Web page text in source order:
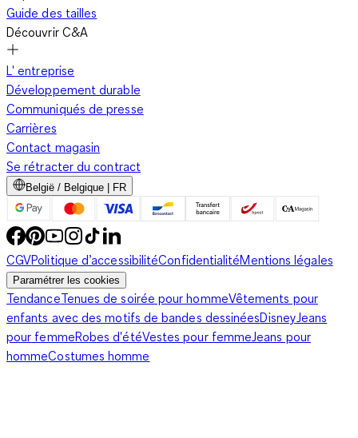
Guide des tailles
Découvrir C&A
L' entreprise
Développement durable
Communiqués de presse
Carrières
Contact magasin
Se rétracter du contract
België / Belgique | FR
CGVPolitique d’accessibilitéConfidentialitéMentions légales
Paramétrer les cookies
TendanceTenues de soirée pour hommeVêtements pour
enfants avec des motifs de bandes dessinéesDisneyJeans
pour femmeRobes d'étéVestes pour femmeJeans pour
hommeCostumes homme